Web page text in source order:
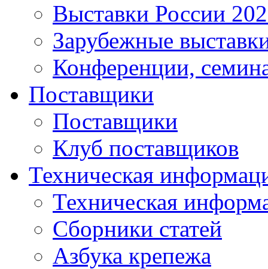
Выставки России
Зарубежные
Конференции,
Поставщики
Поставщики
Клуб поставщиков
Техническая
Техническая
Сборники статей
Азбука крепежа